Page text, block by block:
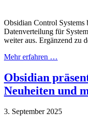
Obsidian Control
Datenverteilung für
weiter aus. Ergänzend zu
Mehr erfahren …
Obsidian
Neuheiten und
3. September 2025